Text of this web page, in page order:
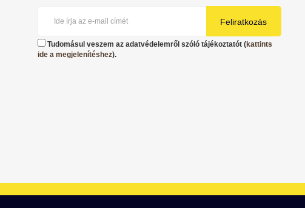
Feliratkozás
Tudomásul veszem az adatvédelemről szóló tájékoztatót (kattints
ide a megjelenítéshez).